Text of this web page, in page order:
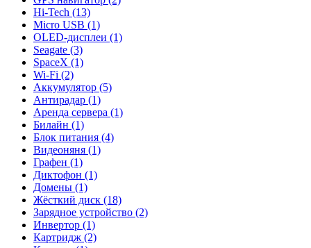
Hi-Tech (13)
Micro USB (1)
OLED-дисплеи (1)
Seagate (3)
SpaceX (1)
Wi-Fi (2)
Аккумулятор (5)
Антирадар (1)
Аренда сервера (1)
Билайн (1)
Блок питания (4)
Видеоняня (1)
Графен (1)
Диктофон (1)
Домены (1)
Жёсткий диск (18)
Зарядное устройство (2)
Инвертор (1)
Картридж (2)